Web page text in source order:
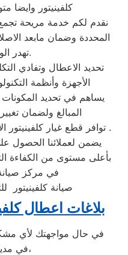
كلفينيتور وايضا
نقدم لكم خدمة مريحة
المحددة وضمان مابعد
تهدر الوقت والمال.
تحديد الاعطال وتفادي
الأجهزة وأنظمة
يساهم في تحديد المكونات
المبالغ ولضمان
توافر قطع غيار كلفينيتور الاصلية في مركز صيانة كلفينيتور .
بأعلى مستوى من الكفاءة
في مركز صيانة
صيانة كلفينيتور
بلاغات اعطال
في حال مواجهتك لأي
في مدينة السادات،